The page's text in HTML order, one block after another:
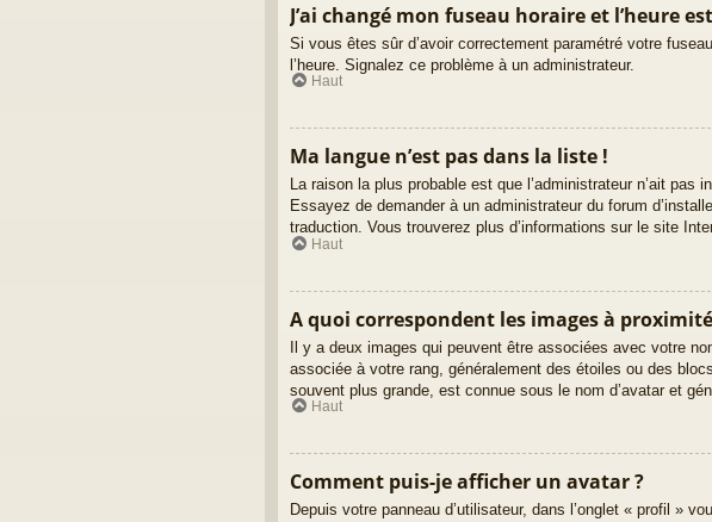
J’ai changé mon fuseau horaire et l’heure
Si vous êtes sûr d’avoir correctement paramétré votre
l’heure. Signalez ce problème à un administrateur.
Haut
Ma langue n’est pas dans la liste !
La raison la plus probable est que l’administrateur n’ait
Essayez de demander à un administrateur du forum
traduction. Vous trouverez plus d’informations sur le site
Haut
A quoi correspondent les images à
Il y a deux images qui peuvent être associées avec votre
associée à votre rang, généralement des étoiles ou des
souvent plus grande, est connue sous le nom d’avatar et
Haut
Comment puis-je afficher un avatar ?
Depuis votre panneau d’utilisateur, dans l’onglet « profil »